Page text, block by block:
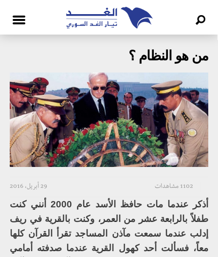
من هو النظام ؟
29 أبريل، 2016 1102 مشاهدات
أذكر عندما مات حافظ الأسد عام 2000 أنني كنت
طفلاً بالرابعة عشر من العمر، وكنت بالقرية في ريف
إدلب عندما سمعت مآذن المساجد تقرأ القرآن كلها
معاً، فسألت أحد كهول القرية عندما صدفته أمامي